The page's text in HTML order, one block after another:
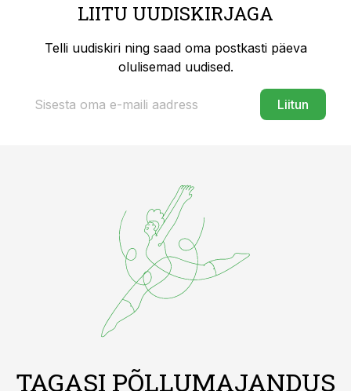
LIITU UUDISKIRJAGA
Telli uudiskiri ning saad oma postkasti päeva
olulisemad uudised.
Liitun
TAGASI PÕLLUMAJANDUS